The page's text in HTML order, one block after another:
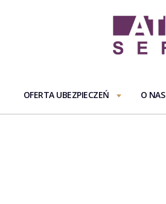
OFERTA UBEZPIECZEŃ O NAS